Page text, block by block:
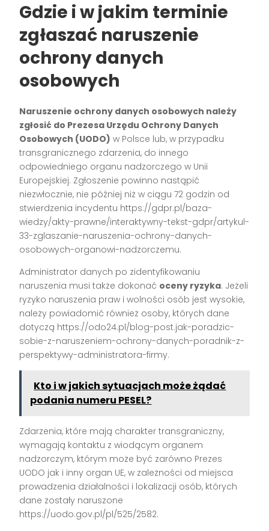
Gdzie i w jakim terminie
zgłaszać naruszenie
ochrony danych
osobowych
Naruszenie ochrony danych osobowych należy
zgłosić do Prezesa Urzędu Ochrony Danych
Osobowych (UODO) w Polsce lub, w przypadku
transgranicznego zdarzenia, do innego
odpowiedniego organu nadzorczego w Unii
Europejskiej. Zgłoszenie powinno nastąpić
niezwłocznie, nie później niż w ciągu 72 godzin od
stwierdzenia incydentu https://gdpr.pl/baza-
wiedzy/akty-prawne/interaktywny-tekst-gdpr/artykul-
33-zglaszanie-naruszenia-ochrony-danych-
osobowych-organowi-nadzorczemu.
Administrator danych po zidentyfikowaniu
naruszenia musi także dokonać oceny ryzyka. Jeżeli
ryzyko naruszenia praw i wolności osób jest wysokie,
należy powiadomić również osoby, których dane
dotyczą https://odo24.pl/blog-post.jak-poradzic-
sobie-z-naruszeniem-ochrony-danych-poradnik-z-
perspektywy-administratora-firmy.
Kto i w jakich sytuacjach może żądać
podania numeru PESEL?
Zdarzenia, które mają charakter transgraniczny,
wymagają kontaktu z wiodącym organem
nadzorczym, którym może być zarówno Prezes
UODO jak i inny organ UE, w zależności od miejsca
prowadzenia działalności i lokalizacji osób, których
dane zostały naruszone
https://uodo.gov.pl/pl/525/2582.